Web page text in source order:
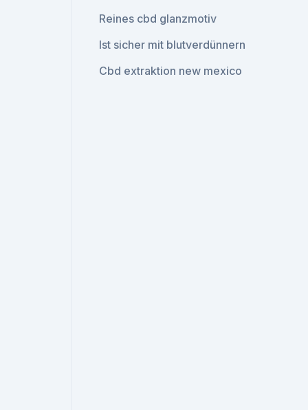
Reines cbd glanzmotiv
Ist sicher mit blutverdünnern
Cbd extraktion new mexico